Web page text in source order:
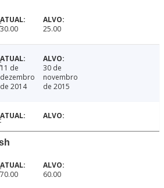
30.00 25.00
11 de
dezembro
de 2014
30 de
novembro
de 2015
70.00 60.00